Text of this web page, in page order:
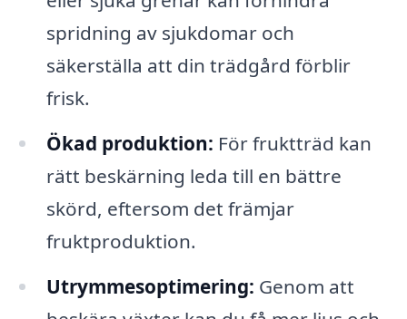
spridning av sjukdomar och
säkerställa att din trädgård förblir
frisk.
Ökad produktion: För fruktträd kan
rätt beskärning leda till en bättre
skörd, eftersom det främjar
fruktproduktion.
Utrymmesoptimering: Genom att